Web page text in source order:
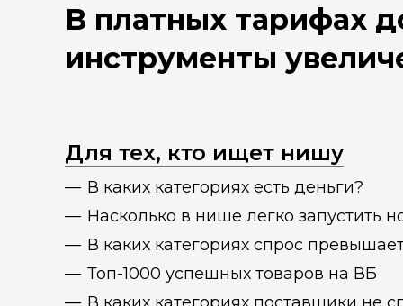
В платных тарифах
инструменты
Для тех, кто ищет нишу
В каких категориях есть деньги?
Насколько в нише легко запустить
В каких категориях спрос
Топ-1000 успешных товаров на ВБ